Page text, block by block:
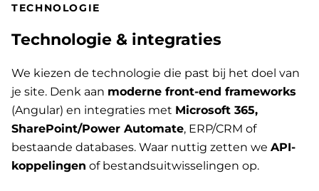
TECHNOLOGIE
Technologie & integraties
We kiezen de technologie die past bij het doel van
je site. Denk aan moderne front-end frameworks
(Angular) en integraties met Microsoft 365,
SharePoint/Power Automate, ERP/CRM of
bestaande databases. Waar nuttig zetten we API-
koppelingen of bestandsuitwisselingen op.